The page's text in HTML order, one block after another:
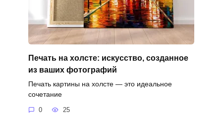
Печать на холсте: искусство, созданное
из ваших фотографий
Печать картины на холсте — это идеальное
сочетание
0 25